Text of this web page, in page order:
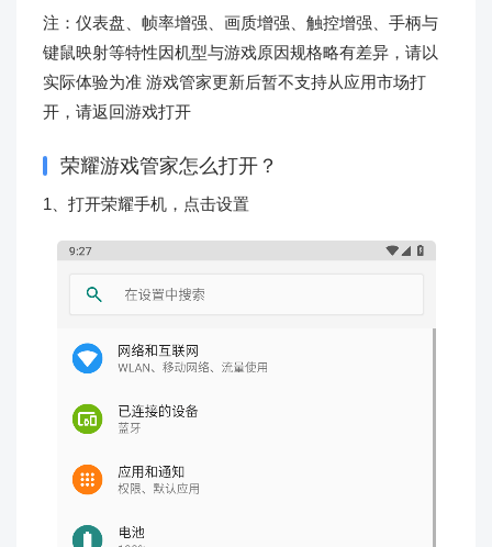
注：仪表盘、帧率增强、画质增强、触控增强、手柄与
键鼠映射等特性因机型与游戏原因规格略有差异，请以
实际体验为准 游戏管家更新后暂不支持从应用市场打
开，请返回游戏打开
荣耀游戏管家怎么打开？
1、打开荣耀手机，点击设置